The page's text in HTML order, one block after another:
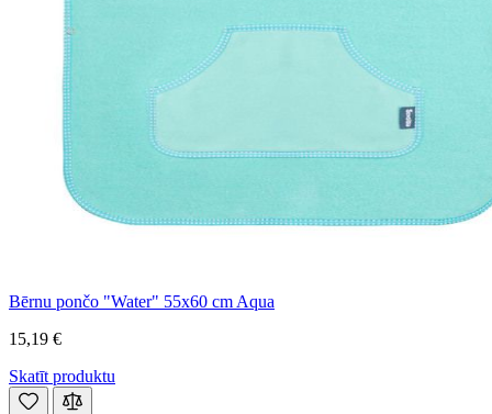
Bērnu pončo "Water" 55x60 cm Aqua
15,19 €
Skatīt produktu